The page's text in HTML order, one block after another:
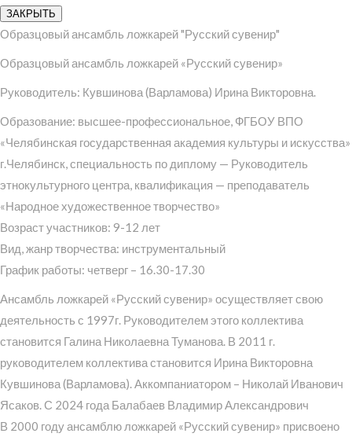
ЗАКРЫТЬ
Образцовый ансамбль ложкарей "Русский сувенир"
Образцовый ансамбль ложкарей «Русский сувенир»
Руководитель: Кувшинова (Варламова) Ирина Викторовна.
Образование: высшее-профессиональное, ФГБОУ ВПО
«Челябинская государственная академия культуры и искусства»
г.Челябинск, специальность по диплому — Руководитель
этнокультурного центра, квалификация — преподаватель
«Народное художественное творчество»
Возраст участников: 9-12 лет
Вид, жанр творчества: инструментальный
График работы: четверг – 16.30-17.30
Ансамбль ложкарей «Русский сувенир» осуществляет свою
деятельность с 1997г. Руководителем этого коллектива
становится Галина Николаевна Туманова. В 2011 г.
руководителем коллектива становится Ирина Викторовна
Кувшинова (Варламова). Аккомпаниатором – Николай Иванович
Ясаков. С 2024 года Балабаев Владимир Александрович
В 2000 году ансамблю ложкарей «Русский сувенир» присвоено